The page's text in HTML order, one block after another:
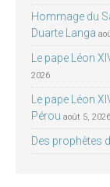
Hommage du
Duarte Langa
Le pape Léon
2026
Le pape Léon
Pérou août 5, 2026
Des prophètes